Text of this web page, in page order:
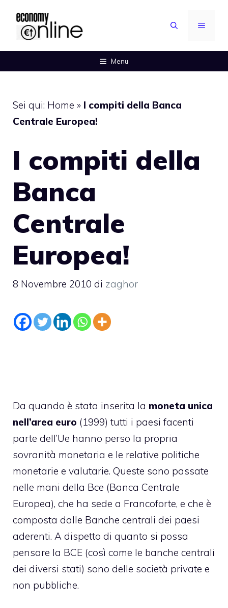
contenuto
MENU
Menu
Sei qui: Home » I compiti della Banca
Centrale Europea!
I compiti della
Banca
Centrale
Europea!
8 Novembre 2010 di zaghor
Da quando è stata inserita la moneta unica
nell’area euro (1999) tutti i paesi facenti
parte dell’Ue hanno perso la propria
sovranità monetaria e le relative politiche
monetarie e valutarie. Queste sono passate
nelle mani della Bce (Banca Centrale
Europea), che ha sede a Francoforte, e che è
composta dalle Banche centrali dei paesi
aderenti. A dispetto di quanto si possa
pensare la BCE (così come le banche centrali
dei diversi stati) sono delle società private e
non pubbliche.